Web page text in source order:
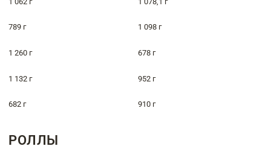
789 г 1 098 г
1 260 г 678 г
1 132 г 952 г
682 г 910 г
РОЛЛЫ